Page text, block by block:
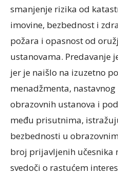
smanjenje rizika od
imovine, bezbednost i
požara i opasnost od
ustanovama. Predavanje
jer je naišlo na izuzetno
menadžmenta,
obrazovnih ustanova i
među prisutnima,
bezbednosti u
broj prijavljenih učesnika
svedoči o rastućem